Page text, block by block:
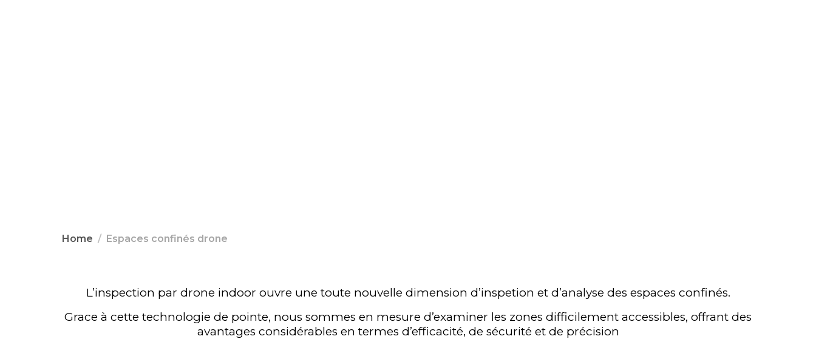
Home Espaces confinés drone
L’inspection par drone indoor ouvre une toute nouvelle dimension d’inspetion et d’analyse des espaces confinés.
Grace à cette technologie de pointe, nous sommes en mesure d’examiner les zones difficilement accessibles, offrant des
avantages considérables en termes d’efficacité, de sécurité et de précision